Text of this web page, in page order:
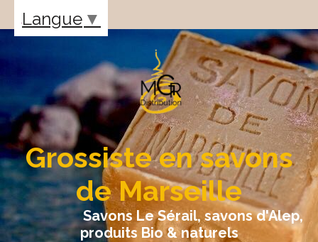
Grossiste en savons
de Marseille
Savons Le Sérail, savons d'Alep,
produits Bio & naturels
Langue ▼